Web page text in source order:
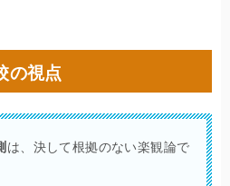
の視点
は、決して根拠のない楽観論で